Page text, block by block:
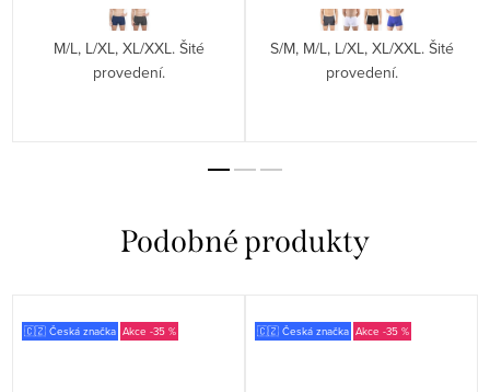
M/L, L/XL, XL/XXL. Šité
provedení.
S/M, M/L, L/XL, XL/XXL. Šité
provedení.
🇨🇿 Česká značka -35 % 🇨🇿 Česká značka -35 %